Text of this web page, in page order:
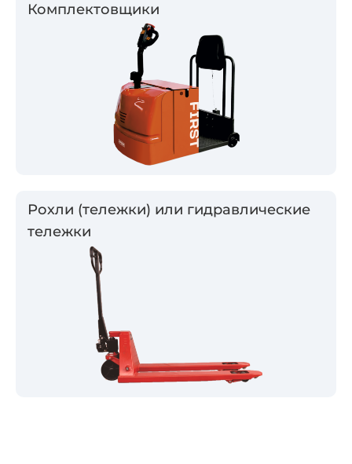
Комплектовщики
Рохли (тележки) или гидравлические
тележки